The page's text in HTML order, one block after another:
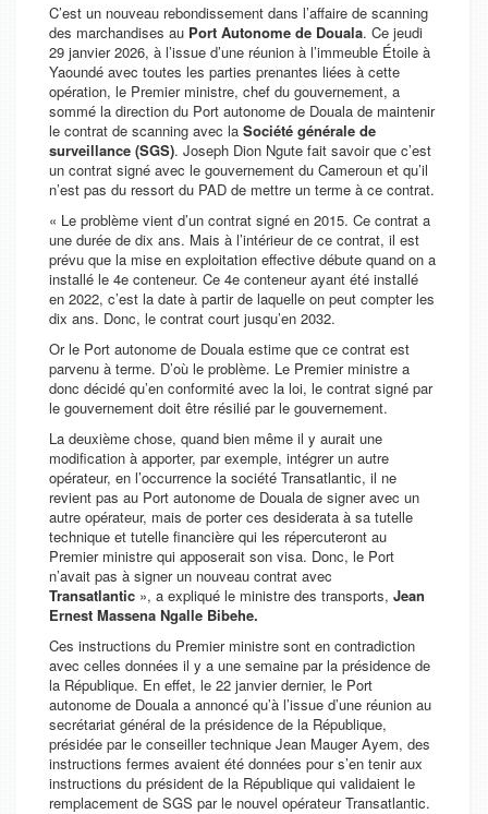
C’est un nouveau rebondissement dans l’affaire de scanning
des marchandises au Port Autonome de Douala. Ce jeudi
29 janvier 2026, à l’issue d’une réunion à l’immeuble Étoile à
Yaoundé avec toutes les parties prenantes liées à cette
opération, le Premier ministre, chef du gouvernement, a
sommé la direction du Port autonome de Douala de maintenir
le contrat de scanning avec la Société générale de
surveillance (SGS). Joseph Dion Ngute fait savoir que c’est
un contrat signé avec le gouvernement du Cameroun et qu’il
n’est pas du ressort du PAD de mettre un terme à ce contrat.
« Le problème vient d’un contrat signé en 2015. Ce contrat a
une durée de dix ans. Mais à l’intérieur de ce contrat, il est
prévu que la mise en exploitation effective débute quand on a
installé le 4e conteneur. Ce 4e conteneur ayant été installé
en 2022, c’est la date à partir de laquelle on peut compter les
dix ans. Donc, le contrat court jusqu’en 2032.
Or le Port autonome de Douala estime que ce contrat est
parvenu à terme. D’où le problème. Le Premier ministre a
donc décidé qu’en conformité avec la loi, le contrat signé par
le gouvernement doit être résilié par le gouvernement.
La deuxième chose, quand bien même il y aurait une
modification à apporter, par exemple, intégrer un autre
opérateur, en l’occurrence la société Transatlantic, il ne
revient pas au Port autonome de Douala de signer avec un
autre opérateur, mais de porter ces desiderata à sa tutelle
technique et tutelle financière qui les répercuteront au
Premier ministre qui apposerait son visa. Donc, le Port
n’avait pas à signer un nouveau contrat avec
Transatlantic », a expliqué le ministre des transports, Jean
Ernest Massena Ngalle Bibehe.
Ces instructions du Premier ministre sont en contradiction
avec celles données il y a une semaine par la présidence de
la République. En effet, le 22 janvier dernier, le Port
autonome de Douala a annoncé qu’à l’issue d’une réunion au
secrétariat général de la présidence de la République,
présidée par le conseiller technique Jean Mauger Ayem, des
instructions fermes avaient été données pour s’en tenir aux
instructions du président de la République qui validaient le
remplacement de SGS par le nouvel opérateur Transatlantic.